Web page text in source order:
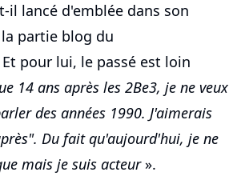
il lancé d'emblée dans son
partie blog du
Et pour lui, le passé est loin
14 ans après les 2Be3, je ne veux
des années 1990. J'aimerais
Du fait qu'aujourd'hui, je ne
mais je suis acteur».